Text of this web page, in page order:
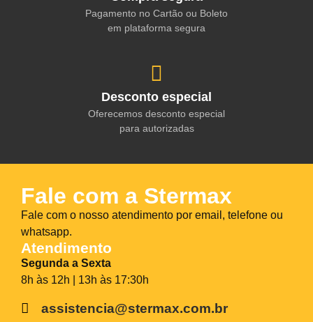
Pagamento no Cartão ou Boleto
em plataforma segura
Desconto especial
Oferecemos desconto especial
para autorizadas
Fale com a Stermax
Fale com o nosso atendimento por email, telefone ou
whatsapp.
Atendimento
Segunda a Sexta
8h às 12h | 13h às 17:30h
assistencia@stermax.com.br